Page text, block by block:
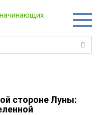
стороне Луны: